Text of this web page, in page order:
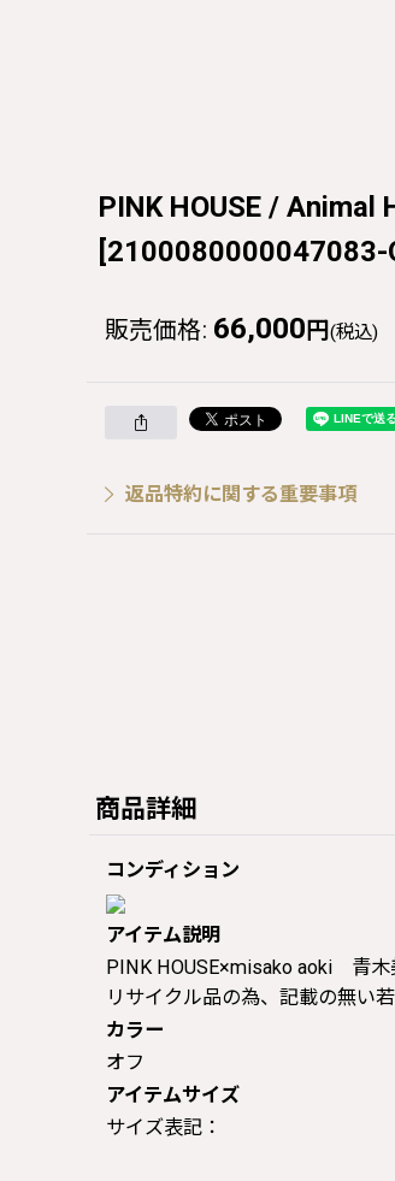
PINK HOUSE /
[2100080000047083-
販売価格: 66,000 円 (税込)
返品特約に関する重要事項
商品詳細
コンディション
アイテム説明
PINK HOUSE×misako aoki 青木
リサイクル品の為、記載の無い
カラー
オフ
アイテムサイズ
サイズ表記：